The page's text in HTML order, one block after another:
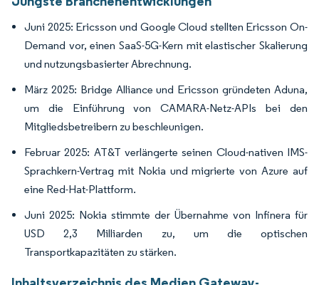
Juni 2025: Ericsson und Google Cloud stellten Ericsson On-
Demand vor, einen SaaS-5G-Kern mit elastischer Skalierung
und nutzungsbasierter Abrechnung.
März 2025: Bridge Alliance und Ericsson gründeten Aduna,
um die Einführung von CAMARA-Netz-APIs bei den
Mitgliedsbetreibern zu beschleunigen.
Februar 2025: AT&T verlängerte seinen Cloud-nativen IMS-
Sprachkern-Vertrag mit Nokia und migrierte von Azure auf
eine Red-Hat-Plattform.
Juni 2025: Nokia stimmte der Übernahme von Infinera für
USD 2,3 Milliarden zu, um die optischen
Transportkapazitäten zu stärken.